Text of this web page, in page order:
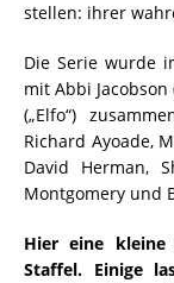
stellen: ihrer
Die Serie wurde
mit Abbi Jacobson
(„Elfo“)
Richard Ayoade,
David Herman,
Montgomery und
Hier eine kleine
Staffel. Einige